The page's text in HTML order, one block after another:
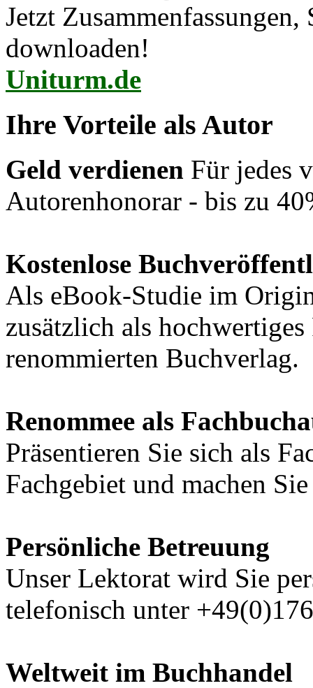
Deutschlands größter
Jetzt
downloaden!
Uniturm.de
Ihre Vorteile als Autor
Geld verdienen Für jedes
Kostenlose
Als eBook-Studie im
zusätzlich als
Renommee als
Präsentieren Sie sich als
Persönliche Betreuung
Unser Lektorat wird Sie